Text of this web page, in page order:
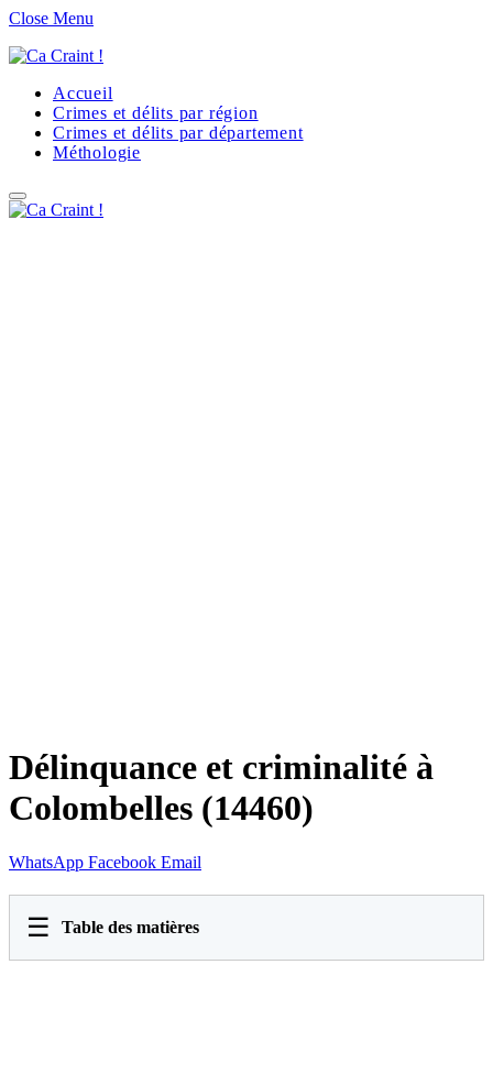
Close Menu
Accueil
Crimes et délits par région
Crimes et délits par département
Méthologie
Délinquance et criminalité à
Colombelles (14460)
WhatsApp Facebook Email
☰ Table des matières